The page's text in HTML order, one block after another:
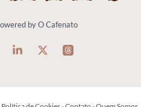
by O Cafenato